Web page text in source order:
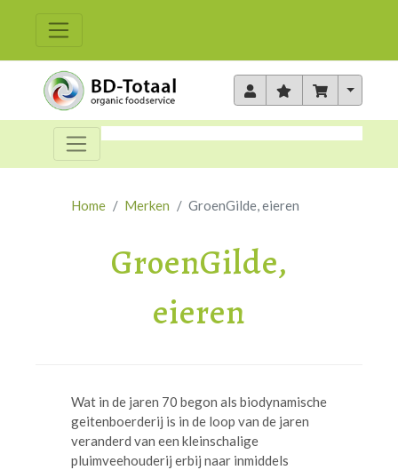
Toggle
Home Merken GroenGilde, eieren
GroenGilde,
eieren
Wat in de jaren 70 begon als biodynamische
geitenboerderij is in de loop van de jaren
veranderd van een kleinschalige
pluimveehouderij erbij naar inmiddels